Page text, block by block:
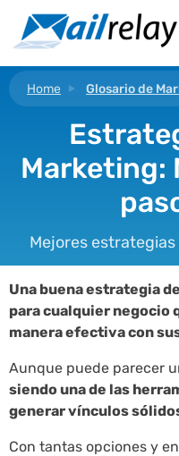
contenido
Home Glosario de
Marketing:
Mejores
Una buena estrategia
para cualquier negocio
manera efectiva con
Aunque puede parecer
siendo una de las
generar vínculos
Con tantas opciones y